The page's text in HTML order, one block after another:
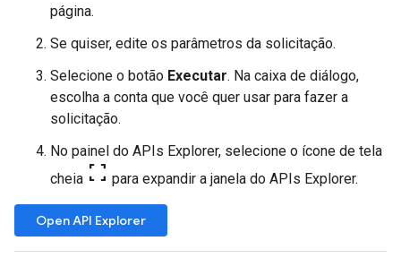
página.
Se quiser, edite os parâmetros da solicitação.
Selecione o botão Executar. Na caixa de diálogo,
escolha a conta que você quer usar para fazer a
solicitação.
No painel do APIs Explorer, selecione o ícone de tela
cheia fullscreen para expandir a janela do APIs Explorer.
Open API Explorer